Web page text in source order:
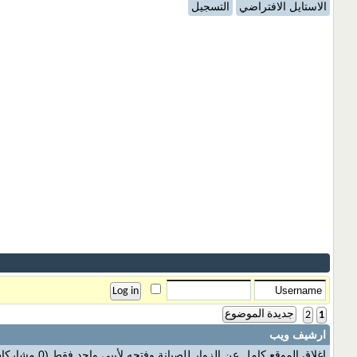
الاستايل الافتراضي
التسجيل
1
2 جديدة الموضوع
ارشيف ويب